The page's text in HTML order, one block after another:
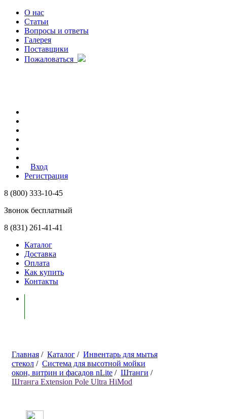
О нас
Статьи
Вопросы и ответы
Галерея
Поставщики
Пожаловаться
Вход
Регистрация
8 (800) 333-10-45
Звонок бесплатный
8 (831) 261-41-41
Каталог
Доставка
Оплата
Как купить
Контакты
Главная / Каталог / Инвентарь для мытья
стекол / Система для высотной мойки
окон, витрин и фасадов nLite / Штанги /
Штанга Extension Pole Ultra HiMod